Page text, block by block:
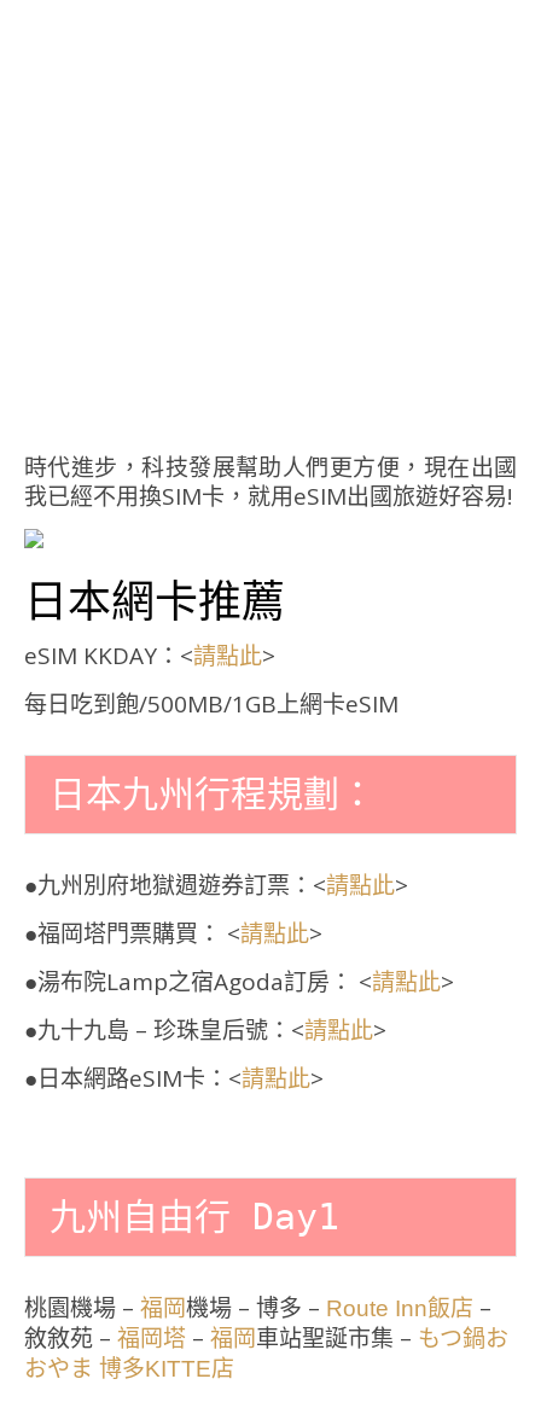
時代進步，科技發展幫助人們更方便，現在出國
我已經不用換SIM卡，就用eSIM出國旅遊好容易!
日本網卡推薦
eSIM KKDAY：<請點此>
每日吃到飽/500MB/1GB上網卡eSIM
日本九州行程規劃：
●九州別府地獄週遊券訂票：<請點此>
●福岡塔門票購買： <請點此>
●湯布院Lamp之宿Agoda訂房： <請點此>
●九十九島 – 珍珠皇后號：<請點此>
●日本網路eSIM卡：<請點此>
九州自由行 Day1
桃園機場 – 福岡機場 – 博多 – Route Inn飯店 –
敘敘苑 – 福岡塔 – 福岡車站聖誕市集 – もつ鍋お
おやま 博多KITTE店